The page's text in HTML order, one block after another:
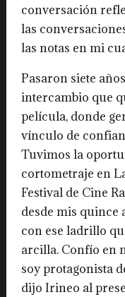
conversación
las
las notas en mi
Pasaron siete
intercambio que
película, donde
vínculo de
Tuvimos la
cortometraje en
Festival de Cine
desde mis quince
con ese ladrillo
arcilla. Confío en
soy protagonista
dijo Irineo al